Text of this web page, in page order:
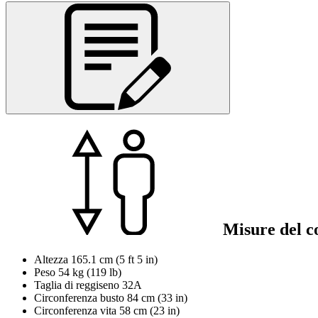
Misure del
Altezza 165.1 cm (5 ft 5 in)
Peso 54 kg (119 lb)
Taglia di reggiseno 32A
Circonferenza busto 84 cm (33 in)
Circonferenza vita 58 cm (23 in)